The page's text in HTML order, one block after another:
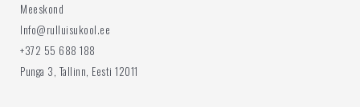
Meeskond
Info@rulluisukool.ee
+372 55 688 188
Punga 3, Tallinn, Eesti 12011